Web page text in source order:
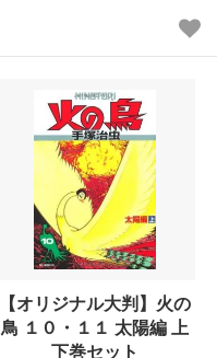
【オリジナル大判】火の
鳥 １０・１１ 太陽編 上
下巻セット